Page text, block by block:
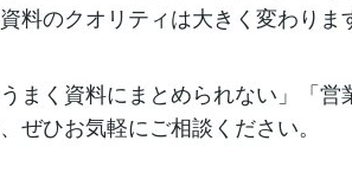
料のクオリティは大きく変わりま
うまく資料にまとめられない」「
ぜひお気軽にご相談ください。